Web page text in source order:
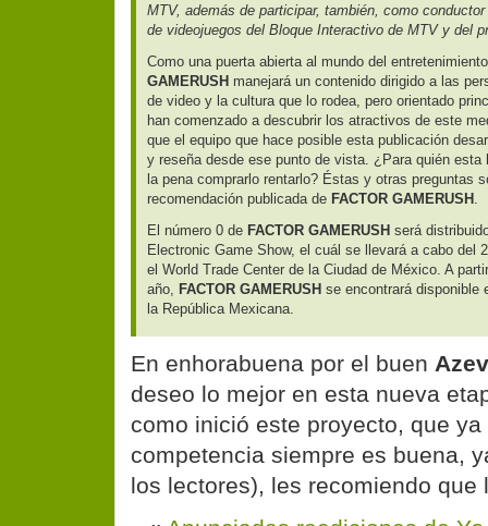
MTV, además de participar, también, como
de videojuegos del Bloque Interactivo de MTV y del
Como una puerta abierta al mundo del
GAMERUSH manejará un contenido dirigido a las
de video y la cultura que lo rodea, pero orientado
han comenzado a descubrir los atractivos de este
que el equipo que hace posible esta publicación
y reseña desde ese punto de vista. ¿Para quién
la pena comprarlo rentarlo? Éstas y otras preguntas
recomendación publicada de FACTOR GAMERUSH
El número 0 de FACTOR GAMERUSH será
Electronic Game Show, el cuál se llevará a cabo del
el World Trade Center de la Ciudad de México. A
año,
FACTOR GAMERUSH se encontrará disponible
la República Mexicana.
En enhorabuena por el buen
deseo lo mejor en esta nueva
como inició este proyecto, que
competencia siempre es buena,
los lectores), les recomiendo